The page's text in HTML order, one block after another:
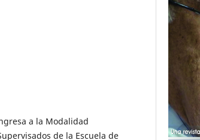
a la Modalidad
de la Escuela de